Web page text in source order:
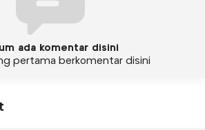
ada komentar disini
pertama berkomentar disini